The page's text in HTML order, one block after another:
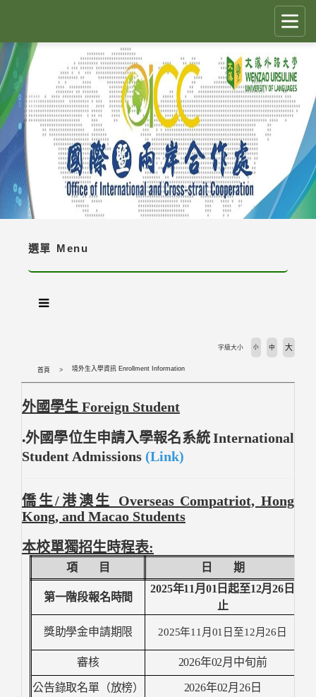
容
區
CLOSE ✕
國際生留臺計畫 PEGFIS
最新消息 Latest News
人員職掌 Job Description
境外生資訊與規定 Regulations
境外生入學資訊 Enrollment Information
相關法規 Laws
外國學生專班 International Programs
境外組首頁 SOSA Homepage
國合處首頁 OICC homepage
國際交流組 International Exchange Affairs
選單 Menu
首頁 境外生入學資訊 Enrollment Information
字級大小 小 中 大
外國學生 Foreign Student
●外國學位生申請入學報名系統International
Student Admissions (Link)
僑生/港澳生 Overseas Compatriot, Hong
Kong, and Macao Students
本校單獨招生時程表:
項 目 日 期
第一階段報名時間
2025年11 月 01 日起至12月26日
止
獎助學金申請期限 2025年11 月 01 日至12月 26 日
審核 2026年02月中旬前
公告錄取名單（放榜） 2026年02月 26日